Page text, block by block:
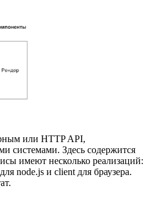
или HTTP API,
системами. Здесь содержится
имеют несколько реализаций:
node.js и client для браузера.